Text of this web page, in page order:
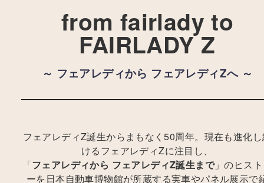
from fairlady to
FAIRLADY Z
～ フェアレディから フェアレディZへ ～
フェアレディZ誕生からまもなく50周年。 現在も進化
けるフェアレディZに注目し、
「フェアレディから フェアレディZ誕生まで」のヒス
ーを日本自動車博物館が所蔵する実車やパネル展示で